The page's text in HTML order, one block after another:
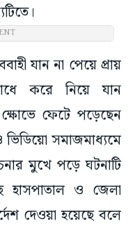
যান না পেয়ে প্রায়
করে নিয়ে যান
ফেটে পড়েছেন
ভিডিয়ো সমাজমাধ্যমে
মুখে পড়ে ঘটনাটি
হাসপাতাল ও জেলা
দেওয়া হয়েছে বলে